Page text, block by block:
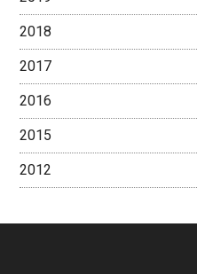
2018
2017
2016
2015
2012